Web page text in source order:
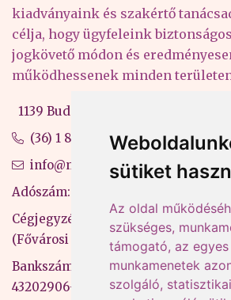
sütiket
Az oldal
szükséges,
támogató, az
munkamenetek
szolgáló,
kiadványaink és szakértő
célja, hogy ügyfeleink
jogkövető módon és
működhessenek minden
1139 Budapest, Váci út 99-105. 4. em.
(36) 1 880 76 00
info@mprx.hu
Adószám: 13598145-2-41
Cégjegyzékszám: 01-09-883770
(Fővárosi Bíróság)
Bankszámlaszám: CIB Bank,
43202906-51100005